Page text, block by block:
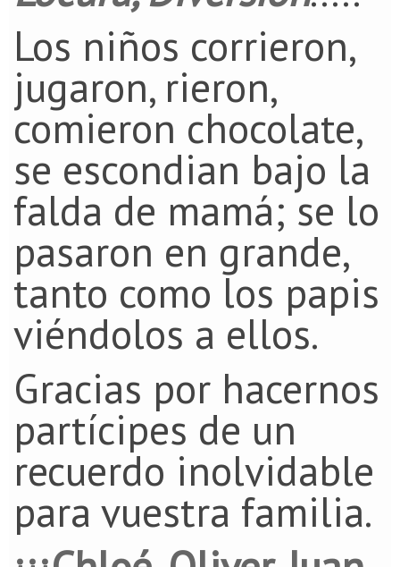
Los niños corrieron,
jugaron, rieron,
comieron chocolate,
se escondian bajo la
falda de mamá; se lo
pasaron en grande,
tanto como los papis
viéndolos a ellos.
Gracias por hacernos
partícipes de un
recuerdo inolvidable
para vuestra familia.